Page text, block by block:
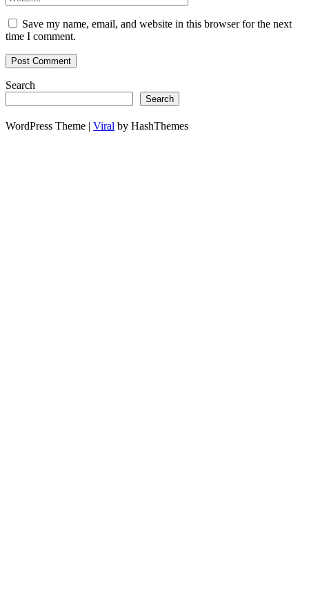
Save my name, email, and website in this browser for the next
time I comment.
Search
Search
WordPress Theme | Viral by HashThemes